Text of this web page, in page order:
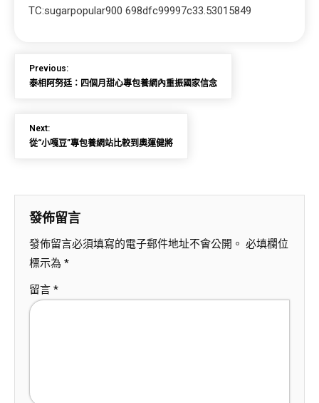
TC:sugarpopular900 698dfc99997c33.53015849
Previous:
泰相阿努廷：四個月甜心專包養網內重振國家信念
Next:
從“小嘎豆”專包養網站比較到奧運健將
發佈留言
發佈留言必須填寫的電子郵件地址不會公開。 必填欄位
標示為 *
留言 *